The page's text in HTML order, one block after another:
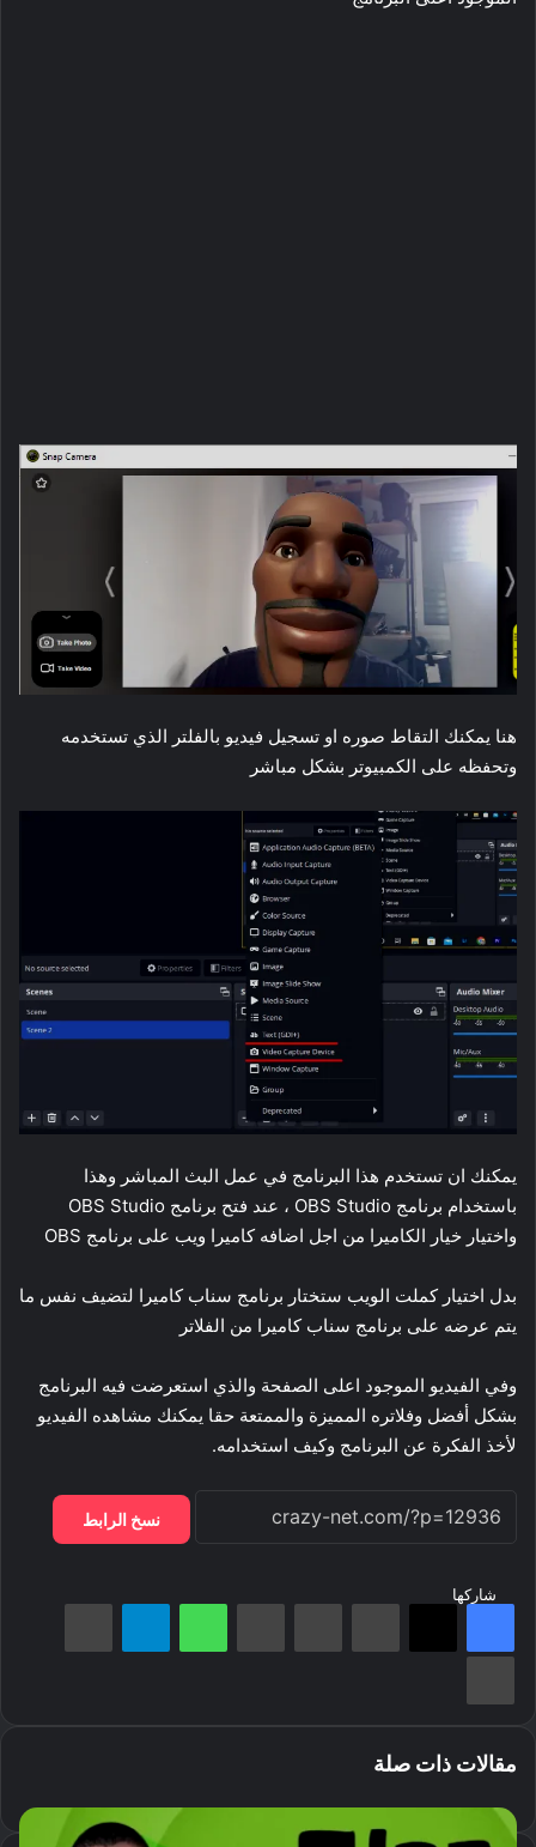
هنا يمكنك التقاط صوره او تسجيل فيديو بالفلتر الذي تستخدمه
وتحفظه على الكمبيوتر بشكل مباشر
يمكنك ان تستخدم هذا البرنامج في عمل البث المباشر وهذا
باستخدام برنامج OBS Studio
، عند فتح برنامج OBS Studio
واختيار خيار الكاميرا من اجل اضافه كاميرا ويب على برنامج OBS
بدل اختيار كملت الويب ستختار برنامج سناب كاميرا لتضيف نفس ما
يتم عرضه على برنامج سناب كاميرا من الفلاتر
وفي الفيديو الموجود اعلى الصفحة والذي استعرضت فيه البرنامج
بشكل أفضل وفلاتره المميزة والممتعة حقا يمكنك مشاهده الفيديو
لأخذ الفكرة عن البرنامج وكيف استخدامه.
نسخ الرابط
شاركهافيسبوك ‫X لينكدإن بينتيريست‫Pocket واتساب تيلقرام مشاركة عبر البريد
طباعة
مقالات ذات صلة